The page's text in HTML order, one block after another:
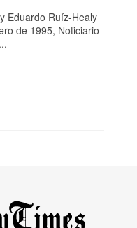
Eduardo Ruíz-Healy
de 1995, Noticiario